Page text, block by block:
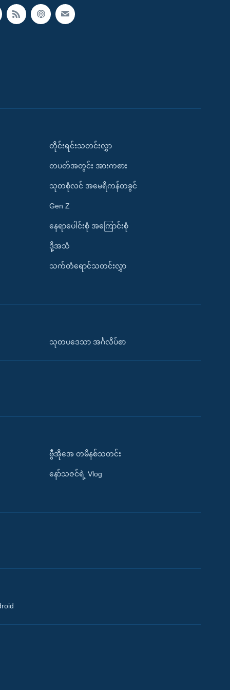
တိုင်းရင်းသတင်းလွှာ
တပတ်အတွင်း အားကစား
သုတစုံလင် အမေရိကန်တခွင်
Gen Z
နေရာပေါင်းစုံ အကြောင်းစုံ
ဒို့အသံ
သက်တံရောင်သတင်းလွှာ
သုတပဒေသာ အင်္ဂလိပ်စာ
ဗွီအိုအေ တမိနစ်သတင်း
နော်သဇင်ရဲ့ Vlog